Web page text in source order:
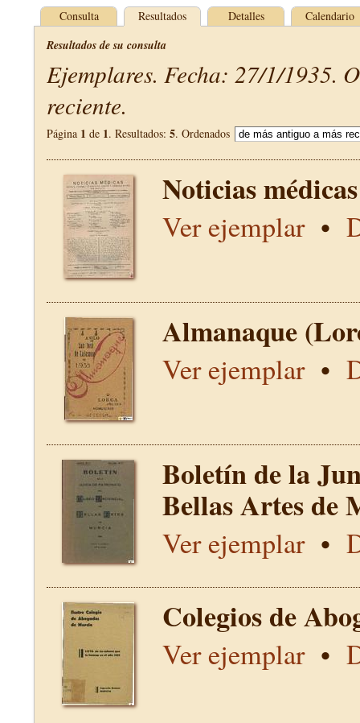
Consulta Resultados Detalles Calendario
Resultados de su consulta
Ejemplares. Fecha: 27/1/1935.
reciente.
Página 1 de 1. Resultados: 5. Ordenados
Noticias
Ver ejemplar•
Almanaque
Ver ejemplar•
Boletín de la
Bellas Artes
Ver ejemplar•
Colegios de
Ver ejemplar•